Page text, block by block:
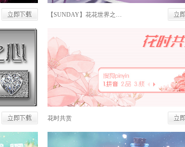
【SUNDAY】花花世界之芙蓉花
花时共赏